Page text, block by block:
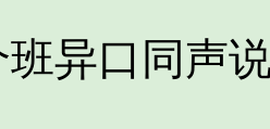
口同声说